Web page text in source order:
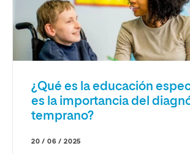
¿Qué es la educación
es la importancia del
temprano?
20 / 06 / 2025